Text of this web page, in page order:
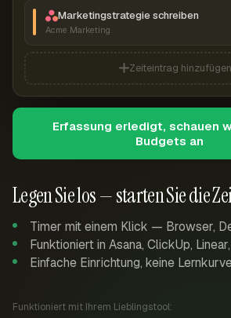
Legen Sie los — starten Sie die
Timer mit einem Klick — Browser,
Funktioniert in Asana, ClickUp,
Einfache Einrichtung, keine
Funktioniert mit Ihrem Lieblingstool:
Marketingstrategie schreiben
Acme Marketing
Zeiteintrag hinzufügen
Erfassung erledigt, schauen
Budgets an